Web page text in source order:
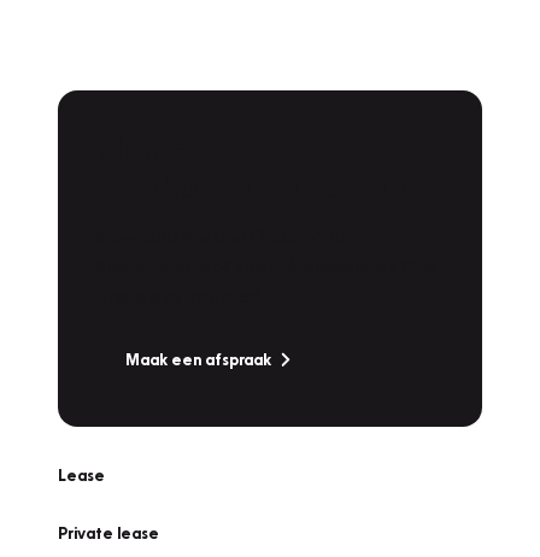
Maak een afspraak
Lease
Private lease